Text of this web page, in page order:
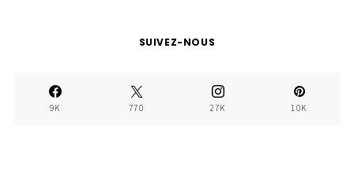
SUIVEZ-NOUS
9K 770 27K 10K